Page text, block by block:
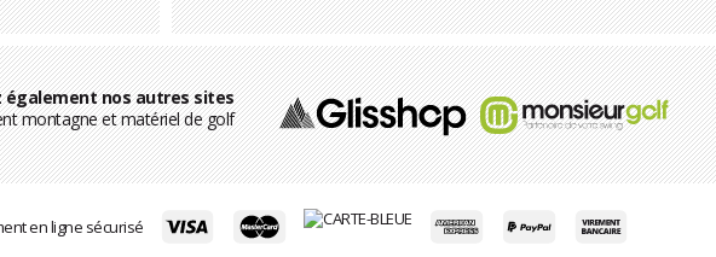
également nos autres sites
montagne et matériel de golf
en ligne sécurisé